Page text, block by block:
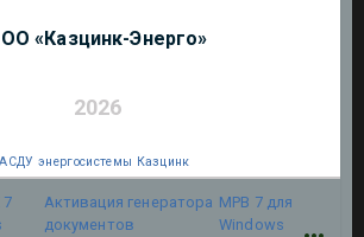
«Казцинк-Энерго»
2026
энергосистемы Казцинк
7
Активация генератора
документов
МРВ 7 для
Windows